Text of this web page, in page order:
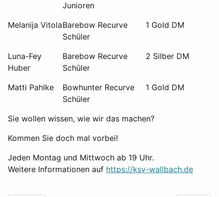
Junioren
Melanija VitolaBarebow Recurve
Schüler
1 Gold DM
Luna-Fey
Huber
Barebow Recurve
Schüler
2 Silber DM
Matti Pahlke
Bowhunter Recurve
Schüler
1 Gold DM
Sie wollen wissen, wie wir das machen?
Kommen Sie doch mal vorbei!
Jeden Montag und Mittwoch ab 19 Uhr.
Weitere Informationen auf https://ksv-wallbach.de